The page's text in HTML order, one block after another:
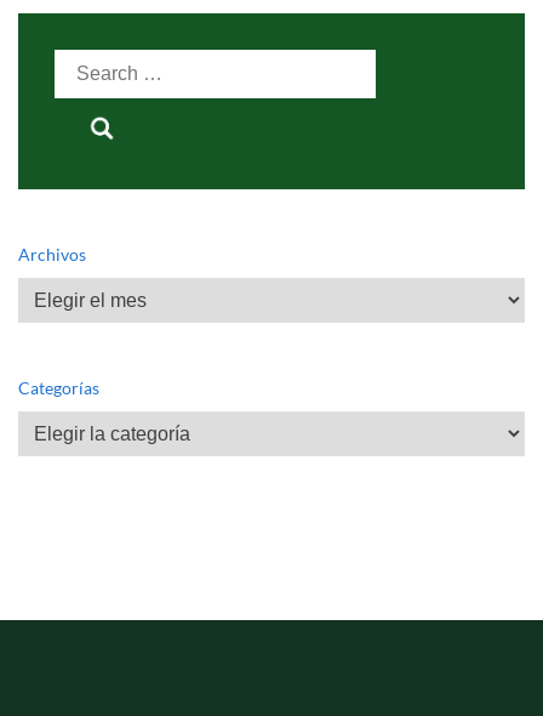
Search
Archivos
Archivos
Categorías
Categorías